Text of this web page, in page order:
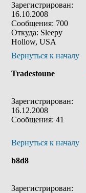
Зарегистрирован:
16.10.2008
Сообщения: 700
Откуда: Sleepy
Hollow, USA
Вернуться к началу
Tradestoune
Зарегистрирован:
16.12.2008
Сообщения: 41
Вернуться к началу
b8d8
Зарегистрирован: